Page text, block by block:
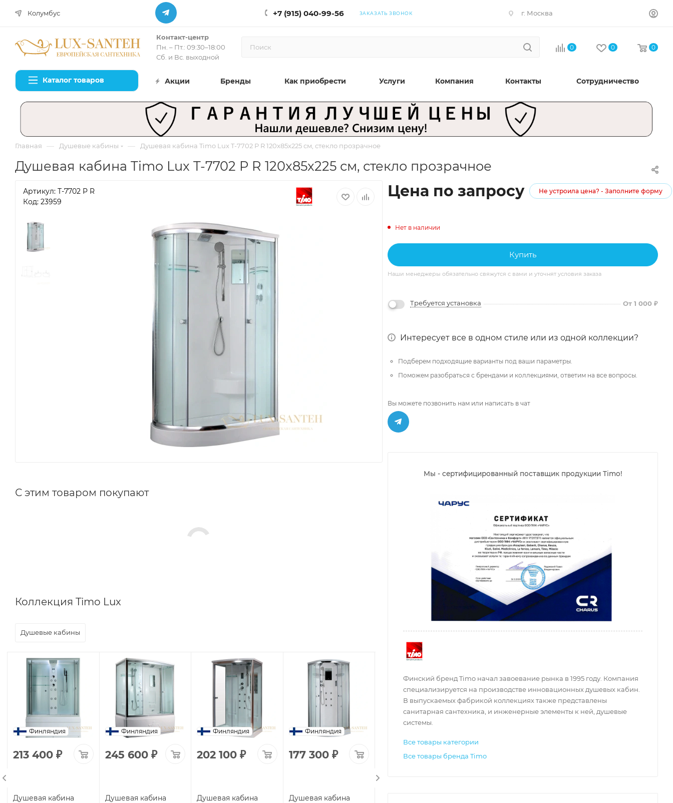
Колумбус +7 (915) 040-99-56 ЗАКАЗАТЬ ЗВОНОК г. Москва
Контакт-центр
Пн. – Пт.: 09:30–18:00
Сб. и Вс. выходной
0 0 0
Каталог товаров Акции Бренды Как приобрести Услуги Компания Контакты Сотрудничество
Главная — Душевые кабины — Душевая кабина Timo Lux T-7702 P R 120x85x225 см, стекло прозрачное
Душевая кабина Timo Lux T-7702 P R 120x85x225 см, стекло прозрачное
Артикул: T-7702 P R
Код: 23959
С этим товаром покупают
Коллекция Timo Lux
Душевые кабины
Финляндия
213 400 ₽
Душевая кабина
Финляндия
245 600₽
Душевая кабина
Финляндия
202 100 ₽
Душевая кабина
Финляндия
177 300₽
Душевая кабина
200 200₽ 167 800
Цена по запросу Не устроила цена? - Заполните форму
Нет в наличии
Купить
Наши менеджеры обязательно свяжутся с вами и уточнят условия заказа
Требуется установка От 1 000 ₽
Интересует все в одном стиле или из одной коллекции?
Подберем подходящие варианты под ваши параметры.
Поможем разобраться с брендами и коллекциями, ответим на все вопросы.
Вы можете позвонить нам или написать в чат
Мы - сертифицированный поставщик продукции Timo!
Финский бренд Timo начал завоевание рынка в 1995 году. Компания
специализируется на производстве инновационных душевых кабин.
В выпускаемых фабрикой коллекциях также представлены
санитарная сантехника, и инженерные элементы к ней, душевые
системы.
Все товары категории
Все товары бренда Timo